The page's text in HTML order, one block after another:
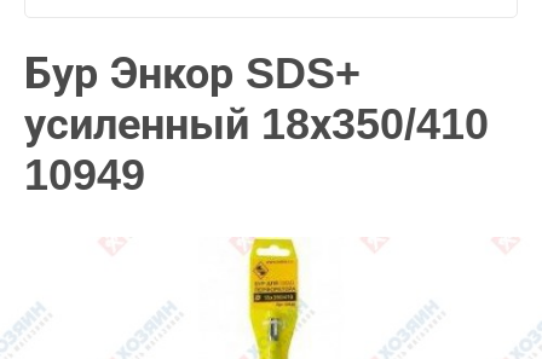
Бур Энкор SDS+
усиленный 18х350/410
10949